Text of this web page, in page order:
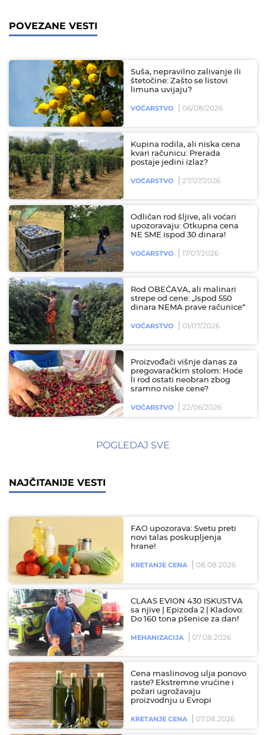
POVEZANE VESTI
Suša, nepravilno zalivanje ili
štetočine: Zašto se listovi
limuna uvijaju?
VOĆARSTVO 06/08/2026
Kupina rodila, ali niska cena
kvari računicu: Prerada
postaje jedini izlaz?
VOĆARSTVO 27/07/2026
Odličan rod šljive, ali voćari
upozoravaju: Otkupna cena
NE SME ispod 30 dinara!
VOĆARSTVO 17/07/2026
Rod OBEĆAVA, ali malinari
strepe od cene: „Ispod 550
dinara NEMA prave računice“
VOĆARSTVO 01/07/2026
Proizvođači višnje danas za
pregovaračkim stolom: Hoće
li rod ostati neobran zbog
sramno niske cene?
VOĆARSTVO 22/06/2026
POGLEDAJ SVE
NAJČITANIJE VESTI
FAO upozorava: Svetu preti
novi talas poskupljenja
hrane!
KRETANJE CENA 08.08.2026
CLAAS EVION 430 ISKUSTVA
sa njive | Epizoda 2 | Kladovo:
Do 160 tona pšenice za dan!
MEHANIZACIJA 07.08.2026
Cena maslinovog ulja ponovo
raste? Ekstremne vrućine i
požari ugrožavaju
proizvodnju u Evropi
KRETANJE CENA 07.08.2026